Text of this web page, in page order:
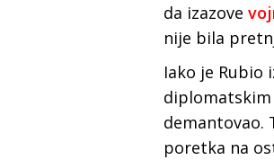
da izazove
nije bila
Iako je Rubio
demantovao.
poretka na